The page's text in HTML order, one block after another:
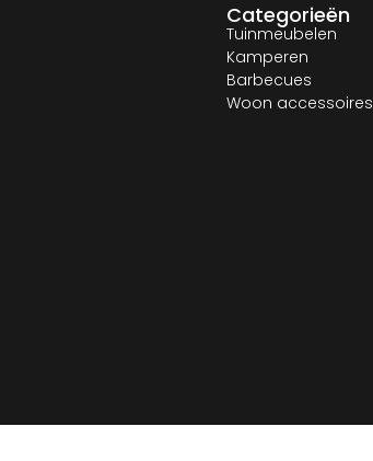
Categorieën
Tuinmeubelen
Kamperen
Barbecues
Woon accessoires